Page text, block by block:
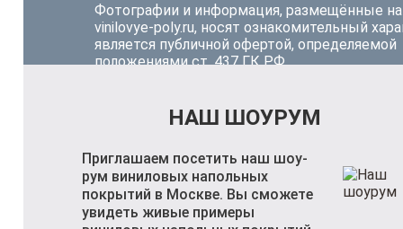
Фотографии и информация, размещённые на
vinilovye-poly.ru, носят ознакомительный
является публичной офертой, определяемой
положениями ст. 437 ГК РФ.
НАШ ШОУРУМ
Приглашаем посетить наш шоу-
рум виниловых напольных
покрытий в Москве. Вы сможете
увидеть живые примеры